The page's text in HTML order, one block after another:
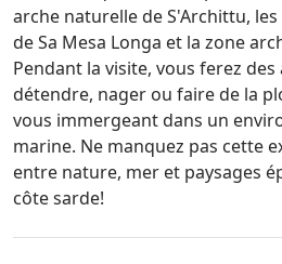
arche naturelle de S'Archittu,
de Sa Mesa Longa et la zone
Pendant la visite, vous ferez
détendre, nager ou faire de la
vous immergeant dans un
marine. Ne manquez pas cette
entre nature, mer et paysages
côte sarde!